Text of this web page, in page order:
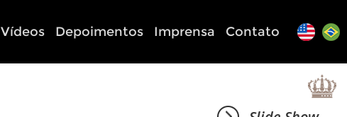
Vídeos Depoimentos Imprensa Contato